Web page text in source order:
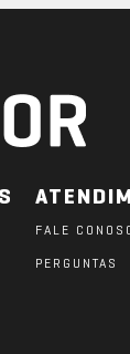
FALE
PERGUNTAS